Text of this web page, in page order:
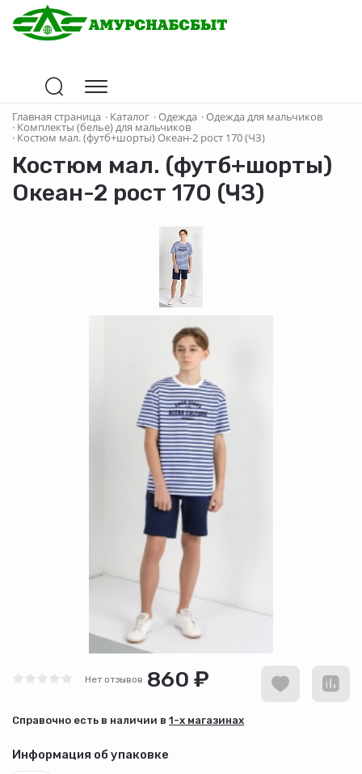
Главная страница · Каталог ·Одежда ·Одежда для мальчиков
· Комплекты (белье) для мальчиков
· Костюм мал. (футб+шорты) Океан-2 рост 170 (ЧЗ)
Костюм мал. (футб+шорты)
Океан-2 рост 170 (ЧЗ)
Нет отзывов 860 ₽
Cправочно есть в наличии в 1-х магазинах
Информация об упаковке